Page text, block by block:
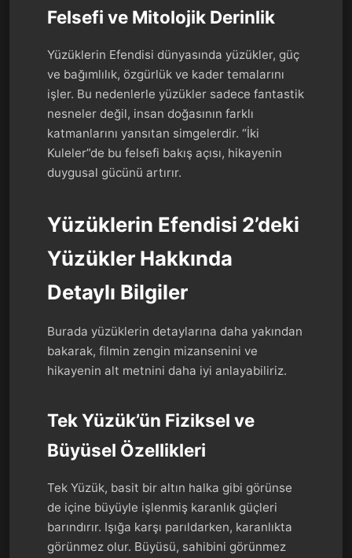
Felsefi ve Mitolojik Derinlik
Yüzüklerin Efendisi dünyasında yüzükler, güç
ve bağımlılık, özgürlük ve kader temalarını
işler. Bu nedenlerle yüzükler sadece fantastik
nesneler değil, insan doğasının farklı
katmanlarını yansıtan simgelerdir. “İki
Kuleler”de bu felsefi bakış açısı, hikayenin
duygusal gücünü artırır.
Yüzüklerin Efendisi 2’deki
Yüzükler Hakkında
Detaylı Bilgiler
Burada yüzüklerin detaylarına daha yakından
bakarak, filmin zengin mizansenini ve
hikayenin alt metnini daha iyi anlayabiliriz.
Tek Yüzük’ün Fiziksel ve
Büyüsel Özellikleri
Tek Yüzük, basit bir altın halka gibi görünse
de içine büyüyle işlenmiş karanlık güçleri
barındırır. Işığa karşı parıldarken, karanlıkta
görünmez olur. Büyüsü, sahibini görünmez